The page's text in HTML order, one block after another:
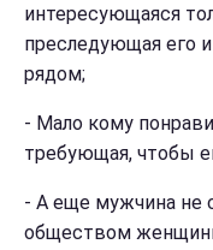
интересующаяся
преследующая его
рядом;
- Мало кому
требующая, чтобы
- А еще мужчина не
обществом